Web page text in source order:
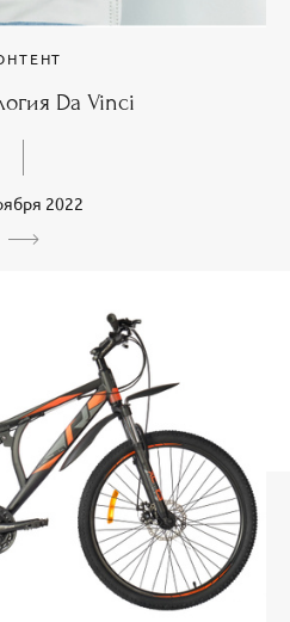
Da Vinci
2022